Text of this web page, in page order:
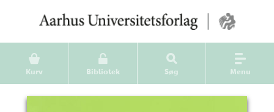
Kurv Bibliotek Søg Menu